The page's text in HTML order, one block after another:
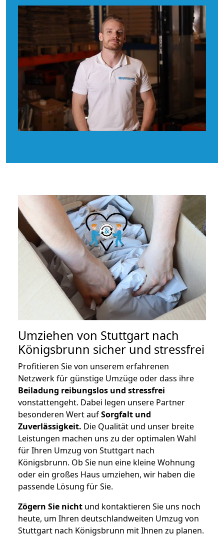
Umziehen von Stuttgart nach
Königsbrunn sicher und stressfrei
Profitieren Sie von unserem erfahrenen
Netzwerk für günstige Umzüge oder dass ihre
Beiladung reibungslos und stressfrei
vonstattengeht. Dabei legen unsere Partner
besonderen Wert aufSorgfalt und
Zuverlässigkeit. Die Qualität und unser breite
Leistungen machen uns zu der optimalen Wahl
für Ihren Umzug von Stuttgart nach
Königsbrunn. Ob Sie nun eine kleine Wohnung
oder ein großes Haus umziehen, wir haben die
passende Lösung für Sie.
Zögern Sie nicht und kontaktieren Sie uns noch
heute, um Ihren deutschlandweiten Umzug von
Stuttgart nach Königsbrunn mit Ihnen zu planen.